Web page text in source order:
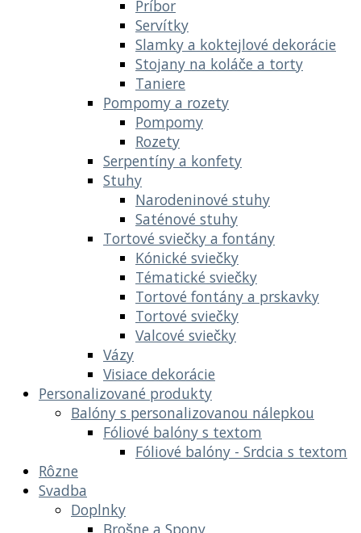
Príbor
Servítky
Slamky a koktejlové dekorácie
Stojany na koláče a torty
Taniere
Pompomy a rozety
Pompomy
Rozety
Serpentíny a konfety
Stuhy
Narodeninové stuhy
Saténové stuhy
Tortové sviečky a fontány
Kónické sviečky
Tématické sviečky
Tortové fontány a prskavky
Tortové sviečky
Valcové sviečky
Vázy
Visiace dekorácie
Personalizované produkty
Balóny s personalizovanou nálepkou
Fóliové balóny s textom
Fóliové balóny - Srdcia s textom
Rôzne
Svadba
Doplnky
Brošne a Spony